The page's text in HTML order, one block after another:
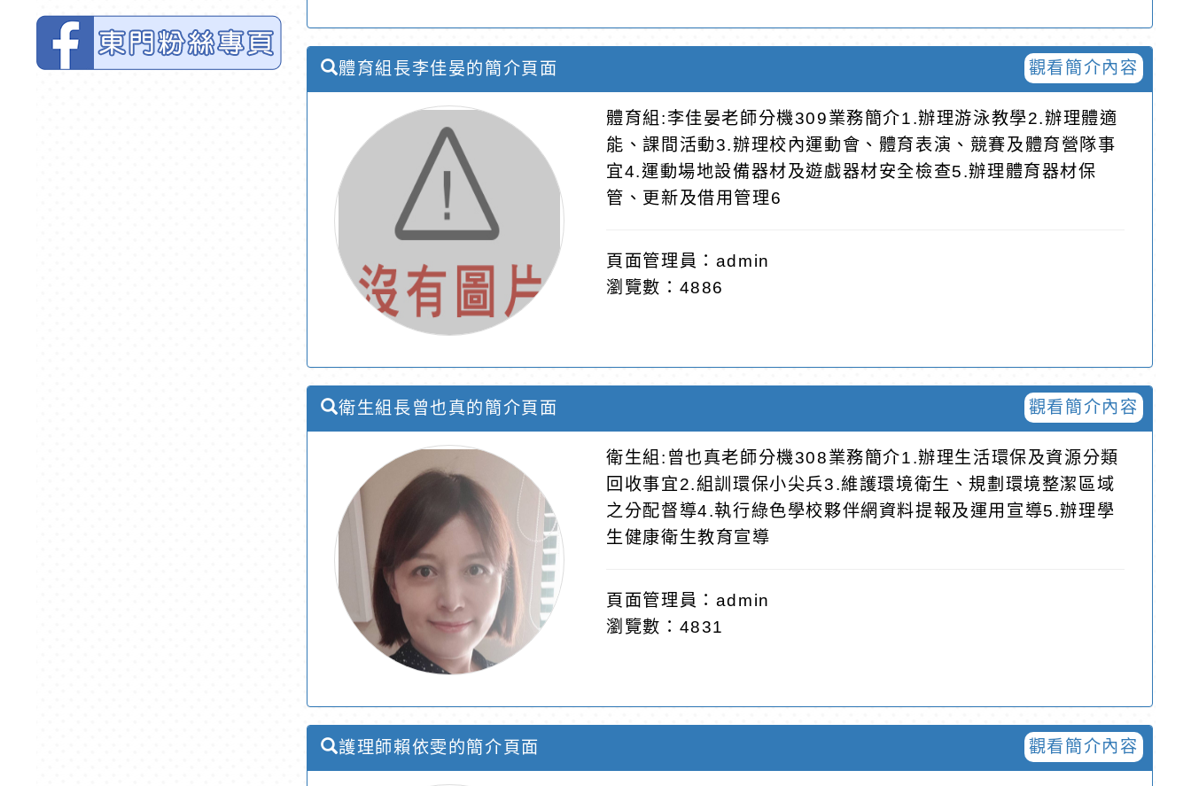
體育組長李佳晏的簡介頁面 觀看簡介內容
體育組:李佳晏老師分機309業務簡介1.辦理游泳教學2.辦理體適
能、課間活動3.辦理校內運動會、體育表演、競賽及體育營隊事
宜4.運動場地設備器材及遊戲器材安全檢查5.辦理體育器材保
管、更新及借用管理6
頁面管理員：admin
瀏覽數：4886
衛生組長曾也真的簡介頁面 觀看簡介內容
衛生組:曾也真老師分機308業務簡介1.辦理生活環保及資源分類
回收事宜2.組訓環保小尖兵3.維護環境衛生、規劃環境整潔區域
之分配督導4.執行綠色學校夥伴網資料提報及運用宣導5.辦理學
生健康衛生教育宣導
頁面管理員：admin
瀏覽數：4831
護理師賴依雯的簡介頁面 觀看簡介內容